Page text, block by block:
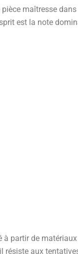
maîtresse dans
est la note
partir de matériaux
résiste aux